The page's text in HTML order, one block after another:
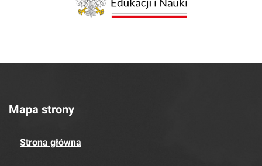
Mapa strony
Strona główna